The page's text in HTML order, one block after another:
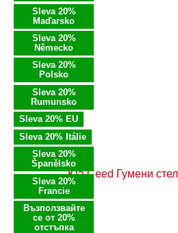
Sleva 20%
Maďarsko
Sleva 20%
Německo
Sleva 20%
Polsko
Sleva 20%
Rumunsko
Sleva 20% EU
Sleva 20% Itálie
Sleva 20%
Španělsko
Sleva 20%
Francie
Възползвайте
се от 20%
отстъпка
Kia Ceed Гумени